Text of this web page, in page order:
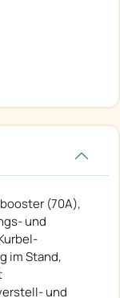
(70A),
und
im Stand,
und